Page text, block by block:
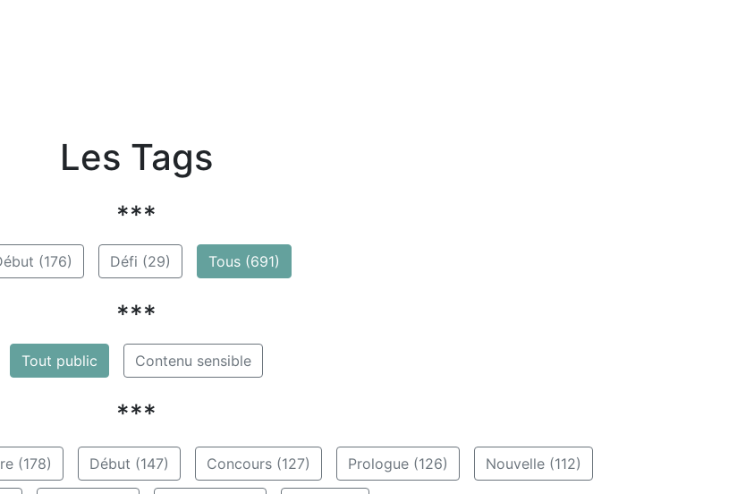
Les Tags
***
(176) Défi (29) Tous (691)
***
Tout public Contenu sensible
***
(178) Début (147) Concours (127) Prologue (126) Nouvelle (112)